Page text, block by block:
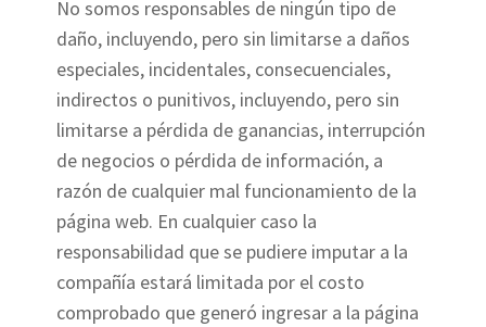
No somos responsables de ningún tipo de
daño, incluyendo, pero sin limitarse a daños
especiales, incidentales, consecuenciales,
indirectos o punitivos, incluyendo, pero sin
limitarse a pérdida de ganancias, interrupción
de negocios o pérdida de información, a
razón de cualquier mal funcionamiento de la
página web. En cualquier caso la
responsabilidad que se pudiere imputar a la
compañía estará limitada por el costo
comprobado que generó ingresar a la página